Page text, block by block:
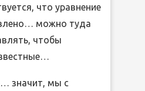
что уравнение
можно туда
чтобы
значит, мы с